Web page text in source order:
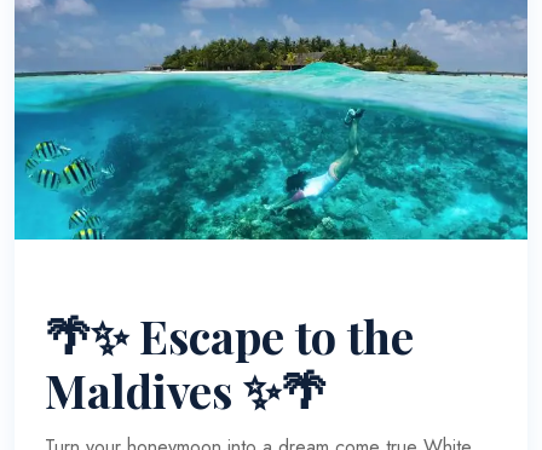
🌴✨ Escape to the
Maldives ✨🌴